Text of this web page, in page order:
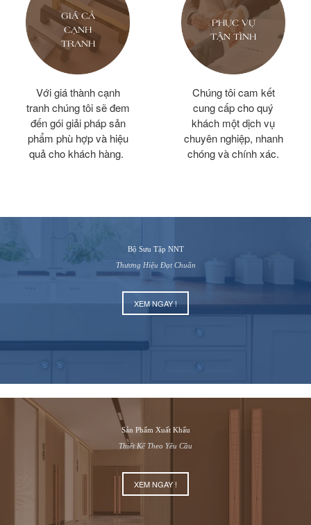
GIÁ CẢ
CẠNH
TRANH
Với giá thành cạnh
tranh chúng tôi sẽ đem
đến gói giải pháp sản
phẩm phù hợp và hiệu
quả cho khách hàng.
PHỤC VỤ
TẬN TÌNH
Chúng tôi cam kết
cung cấp cho quý
khách một dịch vụ
chuyên nghiệp, nhanh
chóng và chính xác.
Bộ Sưu Tập NNT
Thương Hiệu Đạt Chuẩn
XEM NGAY !
Sản Phẩm Xuất Khẩu
Thiết Kế Theo Yêu Cầu
XEM NGAY !